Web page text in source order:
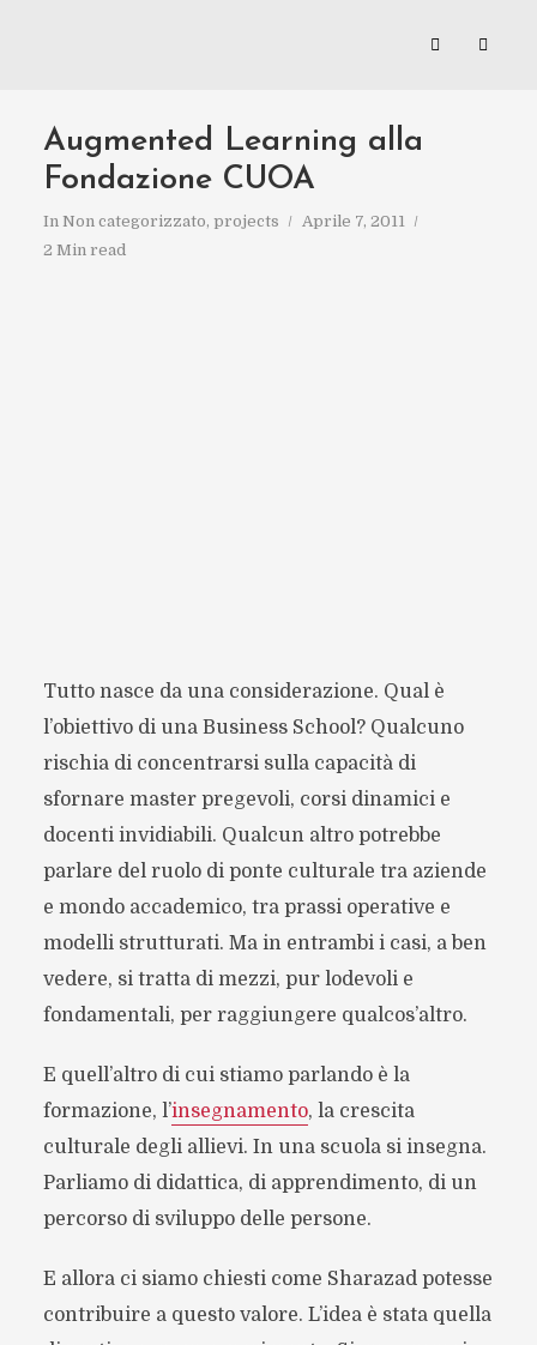
Augmented Learning alla
Fondazione CUOA
In Non categorizzato, projects
Aprile 7, 2011
2 Min read
Tutto nasce da una considerazione. Qual è
l’obiettivo di una Business School? Qualcuno
rischia di concentrarsi sulla capacità di
sfornare master pregevoli, corsi dinamici e
docenti invidiabili. Qualcun altro potrebbe
parlare del ruolo di ponte culturale tra aziende
e mondo accademico, tra prassi operative e
modelli strutturati. Ma in entrambi i casi, a ben
vedere, si tratta di mezzi, pur lodevoli e
fondamentali, per raggiungere qualcos’altro.
E quell’altro di cui stiamo parlando è la
formazione, l’insegnamento, la crescita
culturale degli allievi. In una scuola si insegna.
Parliamo di didattica, di apprendimento, di un
percorso di sviluppo delle persone.
E allora ci siamo chiesti come Sharazad potesse
contribuire a questo valore. L’idea è stata quella